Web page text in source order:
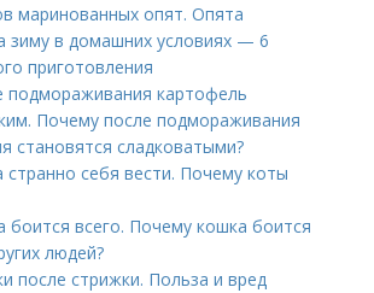
маринованных опят. Опята
зиму в домашних условиях — 6
приготовления
подмораживания картофель
Почему после подмораживания
становятся сладковатыми?
странно себя вести. Почему коты
боится всего. Почему кошка боится
людей?
после стрижки. Польза и вред